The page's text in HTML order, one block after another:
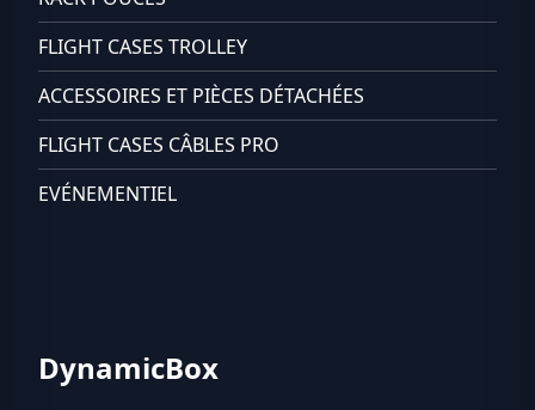
FLIGHT CASES TROLLEY
ACCESSOIRES ET PIÈCES DÉTACHÉES
FLIGHT CASES CÂBLES PRO
EVÉNEMENTIEL
DynamicBox